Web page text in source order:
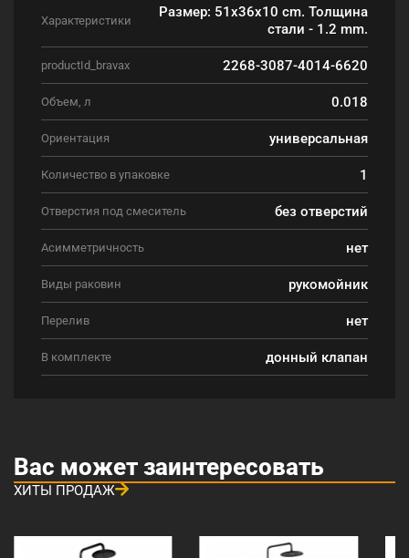
Характеристики
Размер: 51х36х10 cm. Толщина
стали - 1.2 mm.
productId_bravax 2268-3087-4014-6620
Объем, л 0.018
Ориентация универсальная
Количество в упаковке 1
Отверстия под смеситель без отверстий
Асимметричность нет
Виды раковин рукомойник
Перелив нет
В комплекте донный клапан
Вас может заинтересовать
ХИТЫ ПРОДАЖ